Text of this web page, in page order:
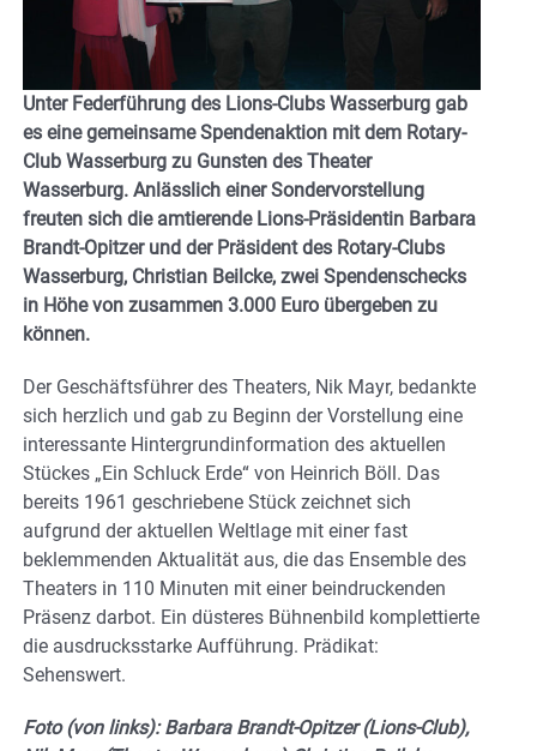
Unter Federführung des Lions-Clubs Wasserburg gab
es eine gemeinsame Spendenaktion mit dem Rotary-
Club Wasserburg zu Gunsten des Theater
Wasserburg. Anlässlich einer Sondervorstellung
freuten sich die amtierende Lions-Präsidentin Barbara
Brandt-Opitzer und der Präsident des Rotary-Clubs
Wasserburg, Christian Beilcke, zwei Spendenschecks
in Höhe von zusammen 3.000 Euro übergeben zu
können.
Der Geschäftsführer des Theaters, Nik Mayr, bedankte
sich herzlich und gab zu Beginn der Vorstellung eine
interessante Hintergrundinformation des aktuellen
Stückes „Ein Schluck Erde“ von Heinrich Böll. Das
bereits 1961 geschriebene Stück zeichnet sich
aufgrund der aktuellen Weltlage mit einer fast
beklemmenden Aktualität aus, die das Ensemble des
Theaters in 110 Minuten mit einer beindruckenden
Präsenz darbot. Ein düsteres Bühnenbild komplettierte
die ausdrucksstarke Aufführung. Prädikat:
Sehenswert.
Foto (von links): Barbara Brandt-Opitzer (Lions-Club),